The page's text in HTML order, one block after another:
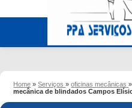
Home »Serviços»oficinas mecânicas
mecânica de blindados Campos